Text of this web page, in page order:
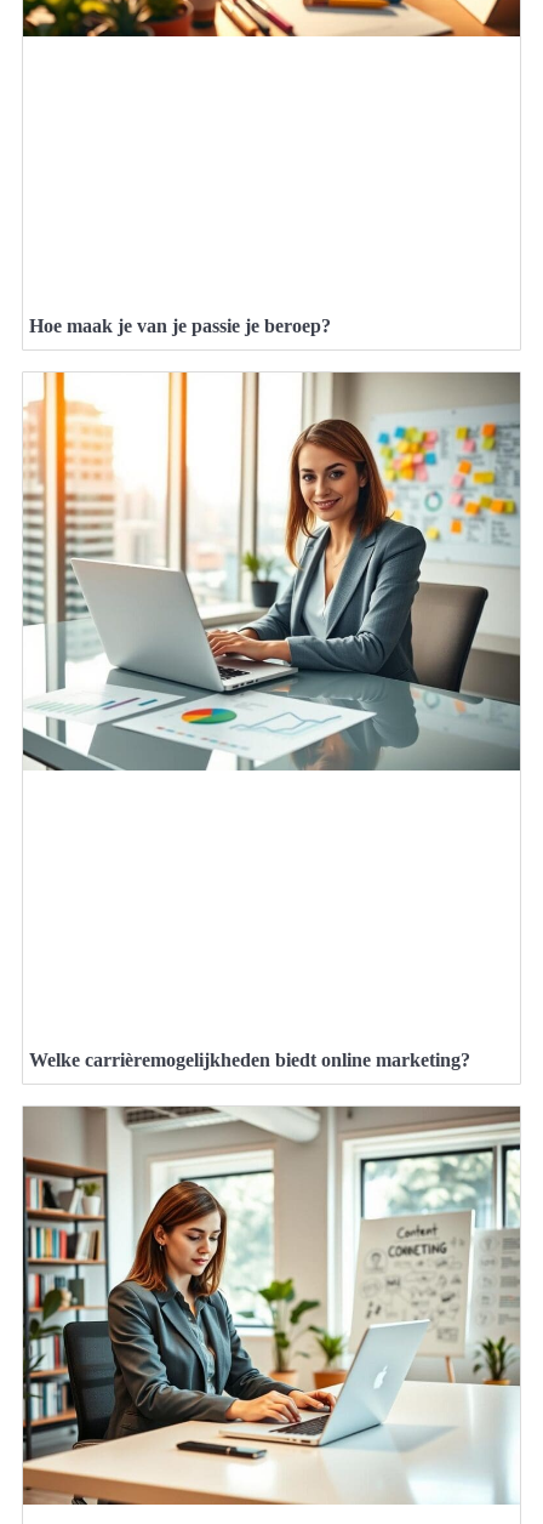
Hoe maak je van je passie je beroep?
Welke carrièremogelijkheden biedt online marketing?